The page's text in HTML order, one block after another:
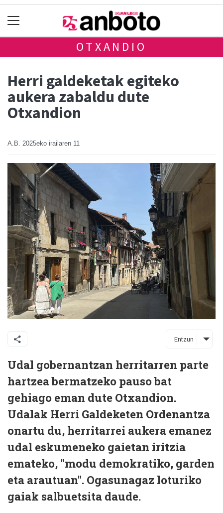
OTXANDIO
Herri galdeketak egiteko
aukera zabaldu dute
Otxandion
A.B. 2025eko irailaren 11
Entzun
Udal gobernantzan herritarren parte
hartzea bermatzeko pauso bat
gehiago eman dute Otxandion.
Udalak Herri Galdeketen Ordenantza
onartu du, herritarrei aukera emanez
udal eskumeneko gaietan iritzia
emateko, "modu demokratiko, garden
eta arautuan". Ogasunagaz loturiko
gaiak salbuetsita daude.